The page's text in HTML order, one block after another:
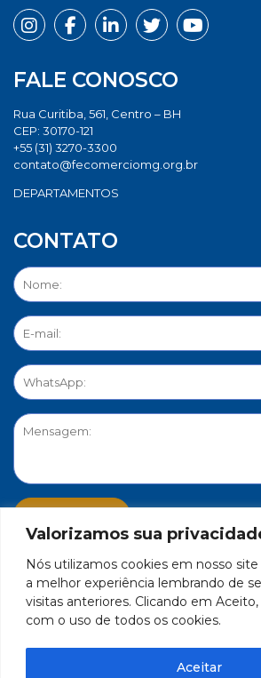
Valorizamos sua
Nós utilizamos cookies em nosso
a melhor experiência lembrando de
visitas anteriores. Clicando em
com o uso de todos os cookies.
Aceitar
FALE CONOSCO
Rua Curitiba, 561, Centro – BH
CEP: 30170-121
+55 (31) 3270-3300
contato@fecomerciomg.org.br
DEPARTAMENTOS
CONTATO
PORTAL DE PRIVACIDADE
17.271.982/0001-59